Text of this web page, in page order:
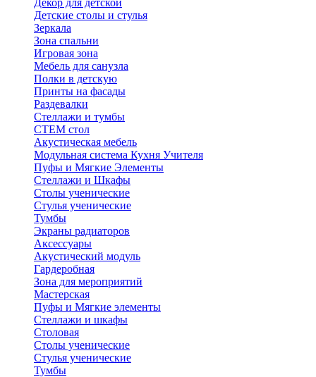
Детские столы и стулья
Зеркала
Зона спальни
Игровая зона
Мебель для санузла
Полки в детскую
Принты на фасады
Раздевалки
Стеллажи и тумбы
СТЕМ стол
Акустическая мебель
Модульная система Кухня Учителя
Пуфы и Мягкие Элементы
Стеллажи и Шкафы
Столы ученические
Стулья ученические
Тумбы
Экраны радиаторов
Аксессуары
Акустический модуль
Гардеробная
Зона для мероприятий
Мастерская
Пуфы и Мягкие элементы
Стеллажи и шкафы
Столовая
Столы ученические
Стулья ученические
Тумбы